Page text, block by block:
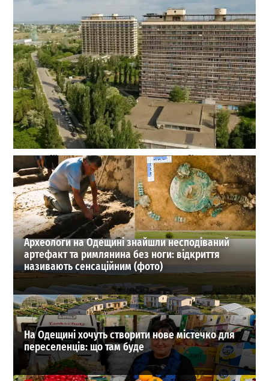
Санаторій Куяльник готують до концесії: у Фонді
держмайна підтвердили плани
0
28-07-2026 в 21:04
ВИБІР РЕДАКЦІЇ
Археологи на Одещині знайшли несподіваний
артефакт та римлянина без ноги: відкриття
називають сенсаційним (фото)
На Одещині хочуть створити нове містечко для
переселенців: що там буде